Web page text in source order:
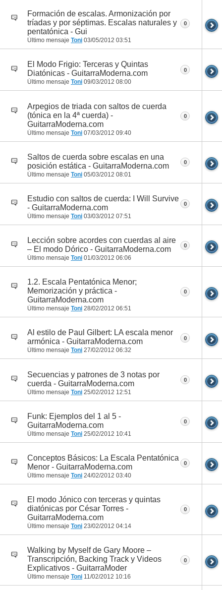
Formación de escalas. Armonización por
tríadas y por séptimas. Escalas naturales y
pentatónica - Gui
Último mensaje Toni 03/05/2012 03:51
0
El Modo Frigio: Terceras y Quintas
Diatónicas - GuitarraModerna.com
Último mensaje Toni 09/03/2012 08:00
0
Arpegios de triada con saltos de cuerda
(tónica en la 4ª cuerda) -
GuitarraModerna.com
Último mensaje Toni 07/03/2012 09:40
0
Saltos de cuerda sobre escalas en una
posición estática - GuitarraModerna.com
Último mensaje Toni 05/03/2012 08:01
0
Estudio con saltos de cuerda: I Will Survive
- GuitarraModerna.com
Último mensaje Toni 03/03/2012 07:51
0
Lección sobre acordes con cuerdas al aire
– El modo Dórico - GuitarraModerna.com
Último mensaje Toni 01/03/2012 06:06
0
1.2. Escala Pentatónica Menor;
Memorización y práctica -
GuitarraModerna.com
Último mensaje Toni 28/02/2012 06:51
0
Al estilo de Paul Gilbert: LA escala menor
armónica - GuitarraModerna.com
Último mensaje Toni 27/02/2012 06:32
0
Secuencias y patrones de 3 notas por
cuerda - GuitarraModerna.com
Último mensaje Toni 25/02/2012 12:51
0
Funk: Ejemplos del 1 al 5 -
GuitarraModerna.com
Último mensaje Toni 25/02/2012 10:41
0
Conceptos Básicos: La Escala Pentatónica
Menor - GuitarraModerna.com
Último mensaje Toni 24/02/2012 03:40
0
El modo Jónico con terceras y quintas
diatónicas por César Torres -
GuitarraModerna.com
Último mensaje Toni 23/02/2012 04:14
0
Walking by Myself de Gary Moore –
Transcripción, Backing Track y Videos
Explicativos - GuitarraModer
Último mensaje Toni 11/02/2012 10:16
0